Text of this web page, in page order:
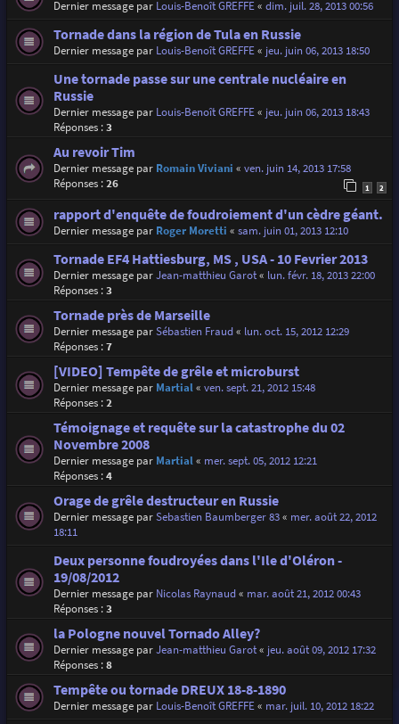
Dernier message par Louis-Benoît GREFFE« dim. juil. 28, 2013 00:56
Tornade dans la région de Tula en Russie
Dernier message par Louis-Benoît GREFFE« jeu. juin 06, 2013 18:50
Une tornade passe sur une centrale nucléaire en
Russie
Dernier message par Louis-Benoît GREFFE« jeu. juin 06, 2013 18:43
Réponses :3
Au revoir Tim
Dernier message par Romain Viviani « ven. juin 14, 2013 17:58
Réponses :26 1 2
rapport d'enquête de foudroiement d'un cèdre géant.
Dernier message par Roger Moretti « sam. juin 01, 2013 12:10
Tornade EF4 Hattiesburg, MS , USA - 10 Fevrier 2013
Dernier message parJean-matthieu Garot« lun. févr. 18, 2013 22:00
Réponses :3
Tornade près de Marseille
Dernier message parSébastien Fraud« lun. oct. 15, 2012 12:29
Réponses :7
[VIDEO] Tempête de grêle et microburst
Dernier message par Martial« ven. sept. 21, 2012 15:48
Réponses :2
Témoignage et requête sur la catastrophe du 02
Novembre 2008
Dernier message par Martial« mer. sept. 05, 2012 12:21
Réponses :4
Orage de grêle destructeur en Russie
Dernier message parSebastien Baumberger 83« mer. août 22, 2012
18:11
Deux personne foudroyées dans l'Ile d'Oléron -
19/08/2012
Dernier message par Nicolas Raynaud« mar. août 21, 2012 00:43
Réponses :3
la Pologne nouvel Tornado Alley?
Dernier message parJean-matthieu Garot« jeu. août 09, 2012 17:32
Réponses :8
Tempête ou tornade DREUX 18-8-1890
Dernier message par Louis-Benoît GREFFE« mar. juil. 10, 2012 18:22